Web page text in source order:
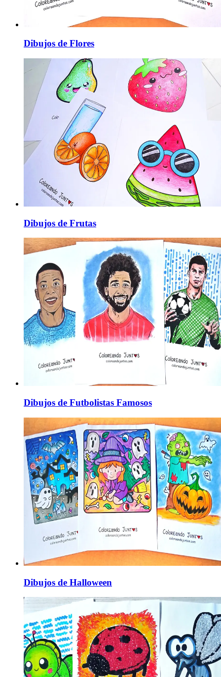
Dibujos de Flores
Dibujos de Frutas
Dibujos de Futbolistas Famosos
Dibujos de Halloween